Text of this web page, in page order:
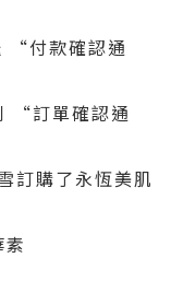
“付款確認通
“訂單確認通
訂購了永恆美肌